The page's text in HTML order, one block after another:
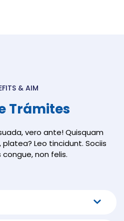
& AIM
Trámites
vero ante! Quisquam
Leo tincidunt. Sociis
non felis.